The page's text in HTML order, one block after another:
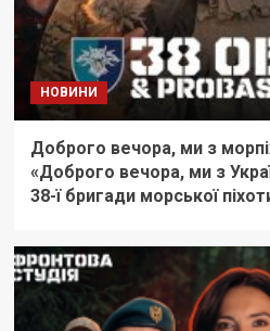
НОВИНИ
Доброго вечора, ми з
«Доброго вечора, ми з
38-ї бригади морської